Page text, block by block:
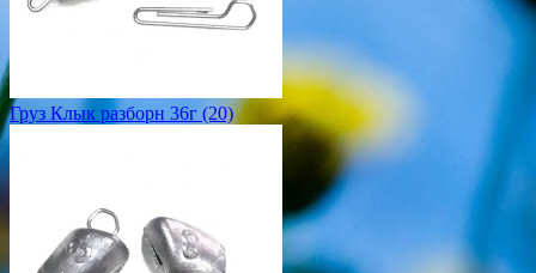
Груз Клык разборн 36г (20)